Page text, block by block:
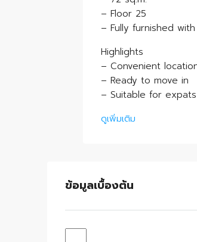
– Floor 25
– Fully furnished
Highlights
– Convenient
– Ready to move in
– Suitable for
ดูเพิ่มเติม
ข้อมูลเบื้องต้น